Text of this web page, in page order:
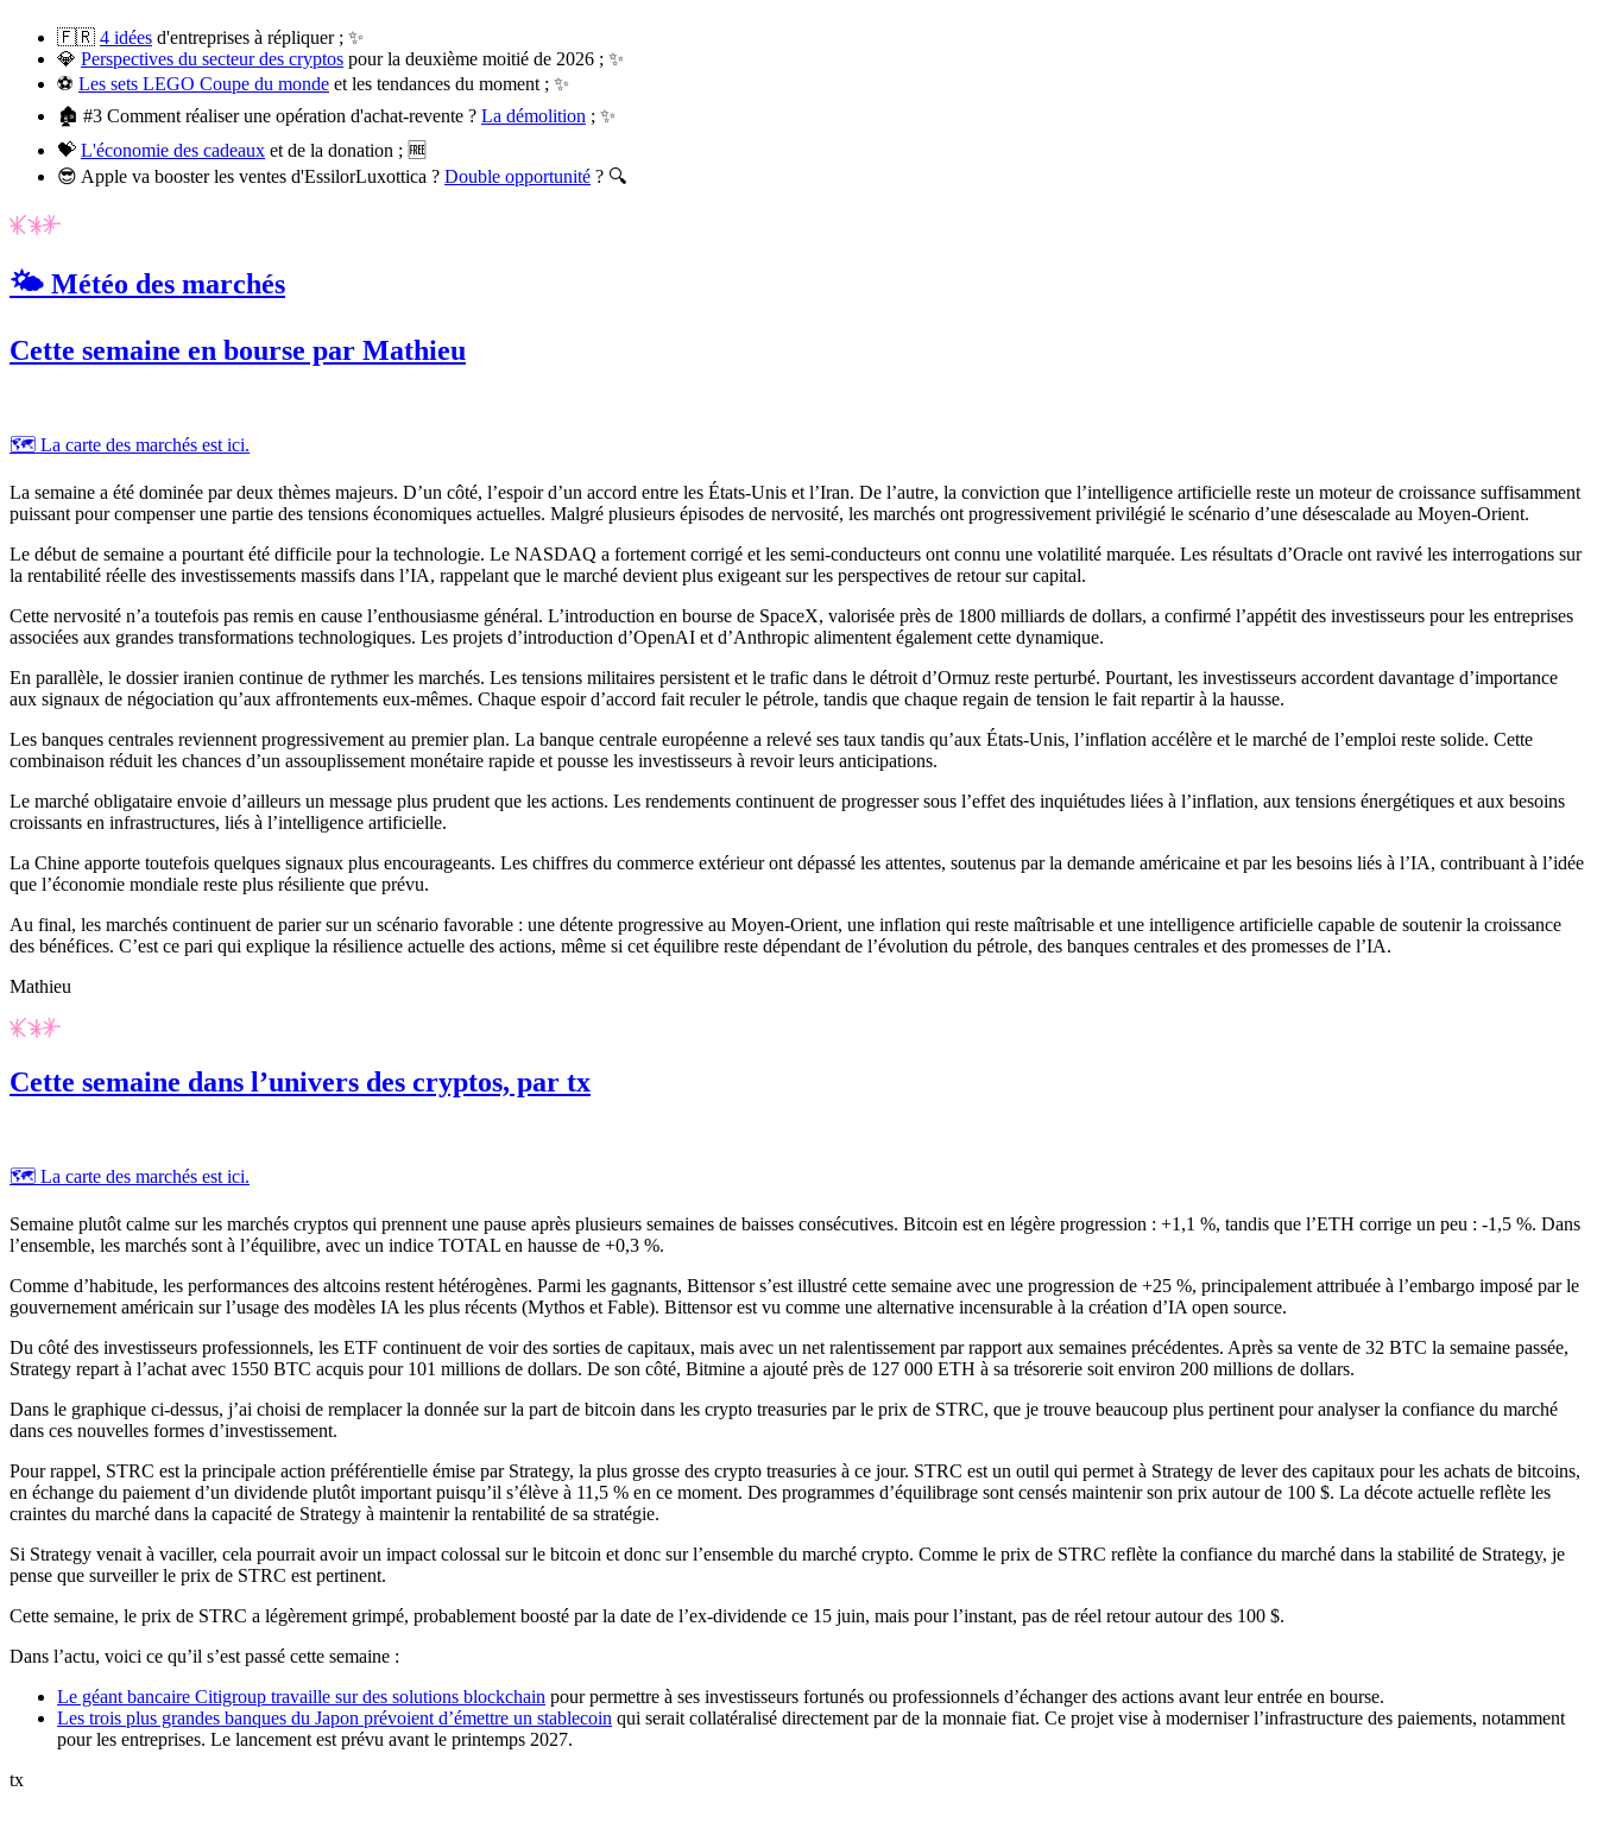
🇫🇷 4 idées d'entreprises à répliquer ; ✨
💎 Perspectives du secteur des cryptos pour la deuxième moitié de 2026 ; ✨
⚽ Les sets LEGO Coupe du monde et les tendances du moment ; ✨
🏚️ #3 Comment réaliser une opération d'achat-revente ? La démolition ; ✨
💝 L'économie des cadeaux et de la donation ; 🆓
😎 Apple va booster les ventes d'EssilorLuxottica ? Double opportunité ? 🔍
🌤️ Météo des marchés
Cette semaine en bourse par Mathieu
🗺️ La carte des marchés est ici.
La semaine a été dominée par deux thèmes majeurs. D’un côté, l’espoir d’un accord entre les États-Unis et l’Iran. De l’autre, la conviction que l’intelligence artificielle reste un moteur de croissance suffisamment
puissant pour compenser une partie des tensions économiques actuelles. Malgré plusieurs épisodes de nervosité, les marchés ont progressivement privilégié le scénario d’une désescalade au Moyen-Orient.
Le début de semaine a pourtant été difficile pour la technologie. Le NASDAQ a fortement corrigé et les semi-conducteurs ont connu une volatilité marquée. Les résultats d’Oracle ont ravivé les interrogations sur
la rentabilité réelle des investissements massifs dans l’IA, rappelant que le marché devient plus exigeant sur les perspectives de retour sur capital.
Cette nervosité n’a toutefois pas remis en cause l’enthousiasme général. L’introduction en bourse de SpaceX, valorisée près de 1800 milliards de dollars, a confirmé l’appétit des investisseurs pour les entreprises
associées aux grandes transformations technologiques. Les projets d’introduction d’OpenAI et d’Anthropic alimentent également cette dynamique.
En parallèle, le dossier iranien continue de rythmer les marchés. Les tensions militaires persistent et le trafic dans le détroit d’Ormuz reste perturbé. Pourtant, les investisseurs accordent davantage d’importance
aux signaux de négociation qu’aux affrontements eux-mêmes. Chaque espoir d’accord fait reculer le pétrole, tandis que chaque regain de tension le fait repartir à la hausse.
Les banques centrales reviennent progressivement au premier plan. La banque centrale européenne a relevé ses taux tandis qu’aux États-Unis, l’inflation accélère et le marché de l’emploi reste solide. Cette
combinaison réduit les chances d’un assouplissement monétaire rapide et pousse les investisseurs à revoir leurs anticipations.
Le marché obligataire envoie d’ailleurs un message plus prudent que les actions. Les rendements continuent de progresser sous l’effet des inquiétudes liées à l’inflation, aux tensions énergétiques et aux besoins
croissants en infrastructures, liés à l’intelligence artificielle.
La Chine apporte toutefois quelques signaux plus encourageants. Les chiffres du commerce extérieur ont dépassé les attentes, soutenus par la demande américaine et par les besoins liés à l’IA, contribuant à l’idée
que l’économie mondiale reste plus résiliente que prévu.
Au final, les marchés continuent de parier sur un scénario favorable : une détente progressive au Moyen-Orient, une inflation qui reste maîtrisable et une intelligence artificielle capable de soutenir la croissance
des bénéfices. C’est ce pari qui explique la résilience actuelle des actions, même si cet équilibre reste dépendant de l’évolution du pétrole, des banques centrales et des promesses de l’IA.
Mathieu
Cette semaine dans l’univers des cryptos, par tx
🗺️ La carte des marchés est ici.
Semaine plutôt calme sur les marchés cryptos qui prennent une pause après plusieurs semaines de baisses consécutives. Bitcoin est en légère progression : +1,1 %, tandis que l’ETH corrige un peu : -1,5 %. Dans
l’ensemble, les marchés sont à l’équilibre, avec un indice TOTAL en hausse de +0,3 %.
Comme d’habitude, les performances des altcoins restent hétérogènes. Parmi les gagnants, Bittensor s’est illustré cette semaine avec une progression de +25 %, principalement attribuée à l’embargo imposé par le
gouvernement américain sur l’usage des modèles IA les plus récents (Mythos et Fable). Bittensor est vu comme une alternative incensurable à la création d’IA open source.
Du côté des investisseurs professionnels, les ETF continuent de voir des sorties de capitaux, mais avec un net ralentissement par rapport aux semaines précédentes. Après sa vente de 32 BTC la semaine passée,
Strategy repart à l’achat avec 1550 BTC acquis pour 101 millions de dollars. De son côté, Bitmine a ajouté près de 127 000 ETH à sa trésorerie soit environ 200 millions de dollars.
Dans le graphique ci-dessus, j’ai choisi de remplacer la donnée sur la part de bitcoin dans les crypto treasuries par le prix de STRC, que je trouve beaucoup plus pertinent pour analyser la confiance du marché
dans ces nouvelles formes d’investissement.
Pour rappel, STRC est la principale action préférentielle émise par Strategy, la plus grosse des crypto treasuries à ce jour. STRC est un outil qui permet à Strategy de lever des capitaux pour les achats de bitcoins,
en échange du paiement d’un dividende plutôt important puisqu’il s’élève à 11,5 % en ce moment. Des programmes d’équilibrage sont censés maintenir son prix autour de 100 $. La décote actuelle reflète les
craintes du marché dans la capacité de Strategy à maintenir la rentabilité de sa stratégie.
Si Strategy venait à vaciller, cela pourrait avoir un impact colossal sur le bitcoin et donc sur l’ensemble du marché crypto. Comme le prix de STRC reflète la confiance du marché dans la stabilité de Strategy, je
pense que surveiller le prix de STRC est pertinent.
Cette semaine, le prix de STRC a légèrement grimpé, probablement boosté par la date de l’ex-dividende ce 15 juin, mais pour l’instant, pas de réel retour autour des 100 $.
Dans l’actu, voici ce qu’il s’est passé cette semaine :
Le géant bancaire Citigroup travaille sur des solutions blockchain pour permettre à ses investisseurs fortunés ou professionnels d’échanger des actions avant leur entrée en bourse.
Les trois plus grandes banques du Japon prévoient d’émettre un stablecoin qui serait collatéralisé directement par de la monnaie fiat. Ce projet vise à moderniser l’infrastructure des paiements, notamment
pour les entreprises. Le lancement est prévu avant le printemps 2027.
tx